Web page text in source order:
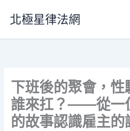
要
北極星律法網
下班後的聚會，性
誰來扛？——從一
的故事認識雇主的